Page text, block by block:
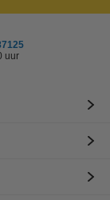
uur